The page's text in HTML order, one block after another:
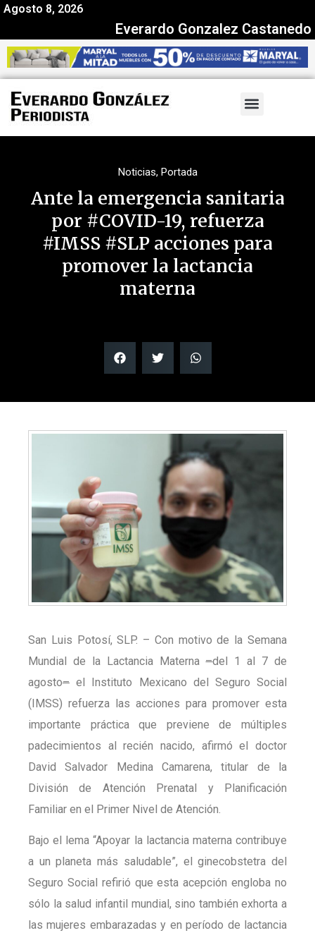
Agosto 8, 2026
Everardo Gonzalez Castanedo
Noticias, Portada
Ante la emergencia sanitaria
por #COVID-19, refuerza
#IMSS #SLP acciones para
promover la lactancia
materna
San Luis Potosí, SLP. – Con motivo de la Semana
Mundial de la Lactancia Materna–del 1 al 7 de
agosto– el Instituto Mexicano del Seguro Social
(IMSS) refuerza las acciones para promover esta
importante práctica que previene de múltiples
padecimientos al recién nacido, afirmó el doctor
David Salvador Medina Camarena, titular de la
División de Atención Prenatal y Planificación
Familiar en el Primer Nivel de Atención.
Bajo el lema “Apoyar la lactancia materna contribuye
a un planeta más saludable”, el ginecobstetra del
Seguro Social refirió que esta acepción engloba no
sólo la salud infantil mundial, sino también exhorta a
las mujeres embarazadas y en período de lactancia